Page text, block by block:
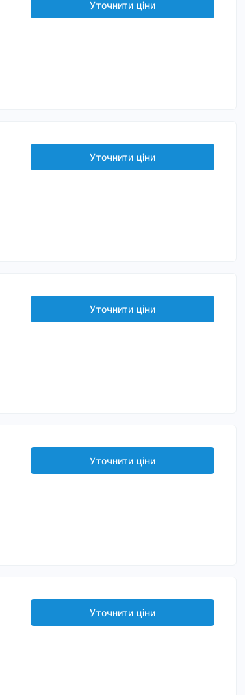
Уточнити ціни
Уточнити ціни
Уточнити ціни
Уточнити ціни
Уточнити ціни